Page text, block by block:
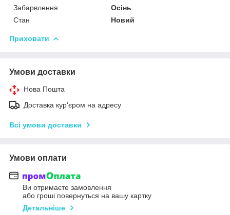
Забарвлення
Осінь
Стан
Новий
Приховати
Умови доставки
Нова Пошта
Доставка кур'єром на адресу
Всі умови доставки
Умови оплати
Ви отримаєте замовлення
або гроші повернуться на вашу картку
Детальніше